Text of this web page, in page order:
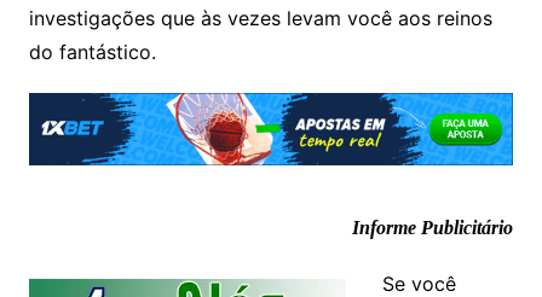
investigações que às vezes levam você aos reinos
do fantástico.
Informe Publicitário
Se você